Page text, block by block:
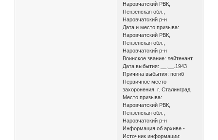
Наровчатский РВК,
Пензенская обл.,
Наровчатский р-н
Дата и место призыва:
Наровчатский РВК,
Пензенская обл.,
Наровчатский р-н
Воинское звание: лейтенант
Дата выбытия: __.__.1943
Причина выбытия: погиб
Первичное место
захоронения: г. Сталинград
Место призыва:
Наровчатский РВК,
Пензенская обл.,
Наровчатский р-н
Информация об архиве -
Источник информации: